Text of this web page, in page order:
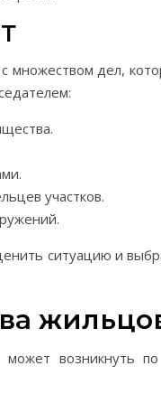
множеством дел,
участков.
ситуацию и
возникнуть